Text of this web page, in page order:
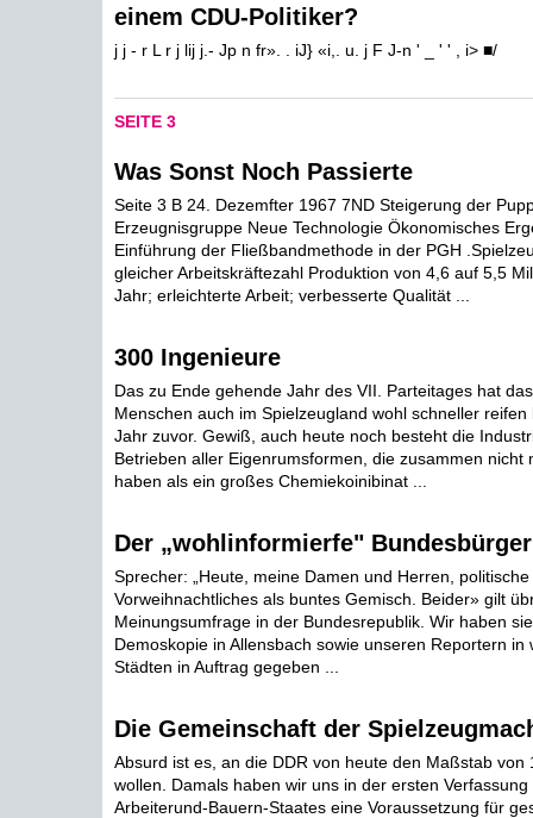
einem CDU-Politiker?
j j - r L r j lij j.- Jp n fr». . iJ} «i,. u. j F J-n ' _ ' ' , i> ■/
SEITE 3
Was Sonst Noch Passierte
Seite 3 B 24. Dezemfter 1967 7ND Steigerung der
Erzeugnisgruppe Neue Technologie Ökonomisches
Einführung der Fließbandmethode in der PGH
gleicher Arbeitskräftezahl Produktion von 4,6 auf 5,5
Jahr; erleichterte Arbeit; verbesserte Qualität ...
300 Ingenieure
Das zu Ende gehende Jahr des VII. Parteitages hat
Menschen auch im Spielzeugland wohl schneller reifen
Jahr zuvor. Gewiß, auch heute noch besteht die
Betrieben aller Eigenrumsformen, die zusammen nicht
haben als ein großes Chemiekoinibinat ...
Der „wohlinformierfe" Bundesbürger
Sprecher: „Heute, meine Damen und Herren,
Vorweihnachtliches als buntes Gemisch. Beider» gilt
Meinungsumfrage in der Bundesrepublik. Wir haben
Demoskopie in Allensbach sowie unseren Reportern in
Städten in Auftrag gegeben ...
Die Gemeinschaft der
Absurd ist es, an die DDR von heute den Maßstab von
wollen. Damals haben wir uns in der ersten
Arbeiterund-Bauern-Staates eine Voraussetzung für